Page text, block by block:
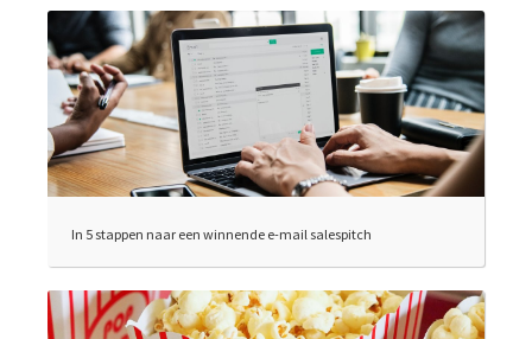
In 5 stappen naar een winnende e-mail salespitch